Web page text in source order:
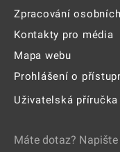
Zpracování
Kontakty pro média
Mapa webu
Prohlášení o
Uživatelská příručka
Máte dotaz? Napište